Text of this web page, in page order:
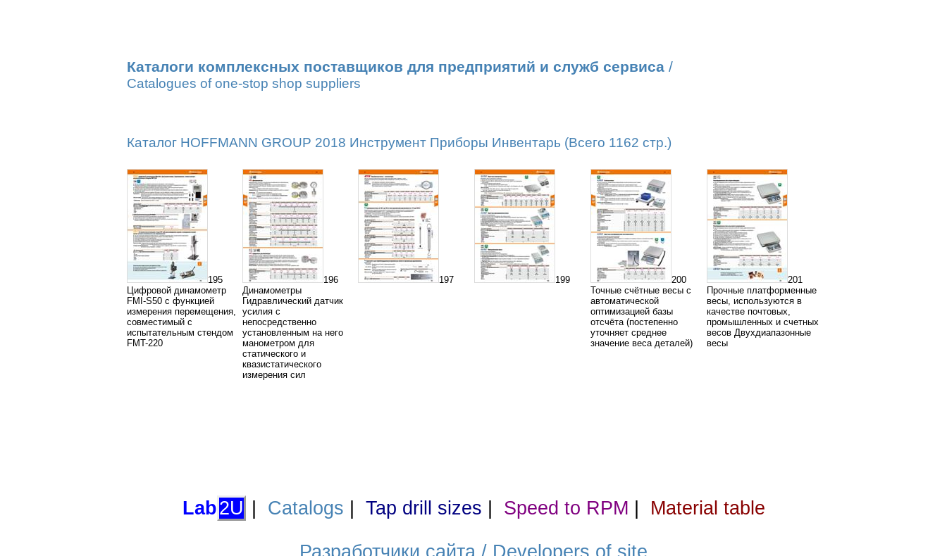
Каталоги комплексных поставщиков для предприятий и служб сервиса /
Catalogues of one-stop shop suppliers
Каталог HOFFMANN GROUP 2018 Инструмент Приборы Инвентарь (Всего 1162 стр.)
195
Цифровой динамометр
FMI-S50 с функцией
измерения перемещения,
совместимый с
испытательным стендом
FMT-220
196
Динамометры
Гидравлический датчик
усилия с
непосредственно
установленным на него
манометром для
статического и
квазистатического
измерения сил
197 199
200
Точные счётные весы с
автоматической
оптимизацией базы
отсчёта (постепенно
уточняет среднее
значение веса деталей)
201
Прочные платформенные
весы, используются в
качестве почтовых,
промышленных и счетных
весов Двухдиапазонные
весы
Lab2U Catalogs Tap drill sizes Speed to RPM Material table
Разработчики сайта / Developers of site